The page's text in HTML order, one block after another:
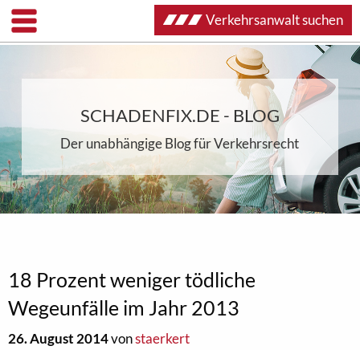
SCHADENFIX.DE - BLOG
Der unabhängige Blog für Verkehrsrecht
18 Prozent weniger tödliche
Wegeunfälle im Jahr 2013
26. August 2014vonstaerkert
Verkehrsanwalt suchen